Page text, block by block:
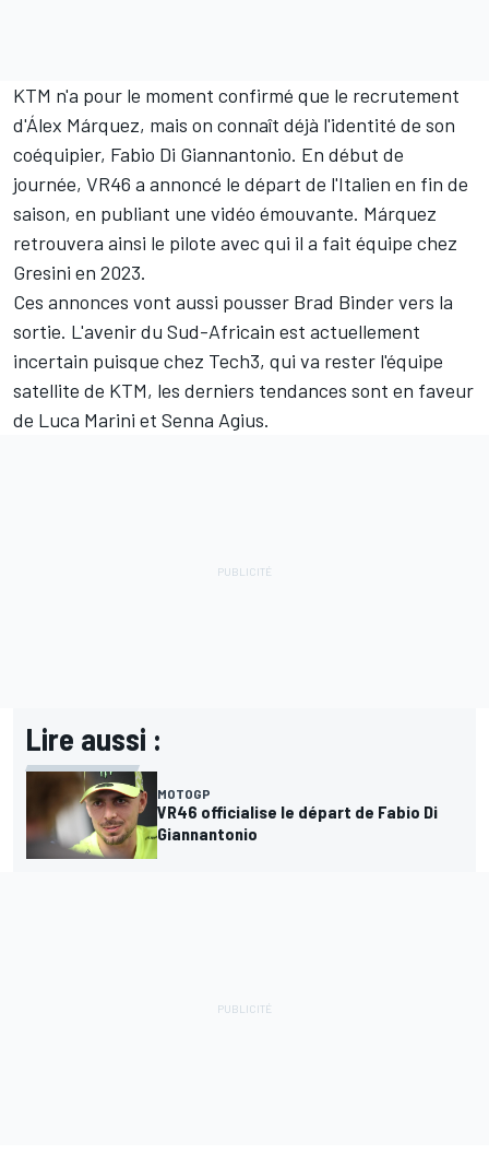
KTM n'a pour le moment confirmé que le recrutement
d'Álex Márquez, mais on connaît déjà l'identité de son
coéquipier, Fabio Di Giannantonio. En début de
journée, VR46 a annoncé le départ de l'Italien en fin de
saison, en publiant une vidéo émouvante. Márquez
retrouvera ainsi le pilote avec qui il a fait équipe chez
Gresini en 2023.
Ces annonces vont aussi pousser Brad Bindervers la
sortie. L'avenir du Sud-Africain est actuellement
incertain puisque chez Tech3, qui va rester l'équipe
satellite de KTM, les derniers tendances sont en faveur
de Luca Marini et Senna Agius.
Lire aussi :
MOTOGP
VR46 officialise le départ de Fabio Di
Giannantonio